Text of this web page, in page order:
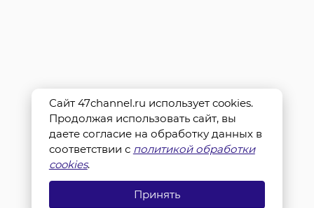
Сайт 47channel.ru использует cookies.
Продолжая использовать сайт, вы
даете согласие на обработку данных в
соответствии с политикой обработки
cookies.
Принять